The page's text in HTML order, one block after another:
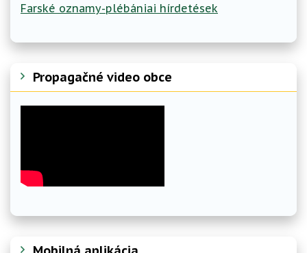
Farské oznamy-plébániai hírdetések
Propagačné video obce